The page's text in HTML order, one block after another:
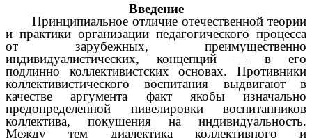
Введение
Принципиальное отличие отечественной теории
и практики организации педагогического процесса
от зарубежных, преимущественно
индивидуалистических, концепций — в его
подлинно коллективистских основах. Противники
коллективистического воспитания выдвигают в
качестве аргумента факт якобы изначально
предопределенной нивелировки воспитанников
коллектива, покушения на индивидуальность.
Между тем диалектика коллективного и